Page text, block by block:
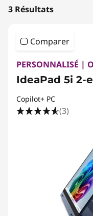
3 Résultats
Comparer
PERSONNALISÉ |
IdeaPad 5i 2-
Copilot+ PC
(3)